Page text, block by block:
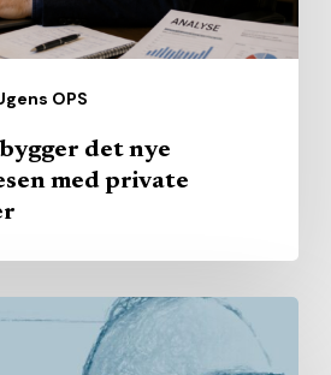
OPS
det nye
med private